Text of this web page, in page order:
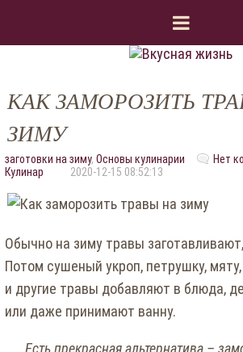
КАК ЗАМОРОЗИТЬ
ЗИМУ
заготовки на зиму, Основы кулинарии
Нет
Кулинар
2020-12-15 08:52:13
Обычно на зиму травы
Потом сушеный укроп, петрушку,
и другие травы добавляют в блюда,
или даже принимают ванну.
Есть прекрасная альтернатива –